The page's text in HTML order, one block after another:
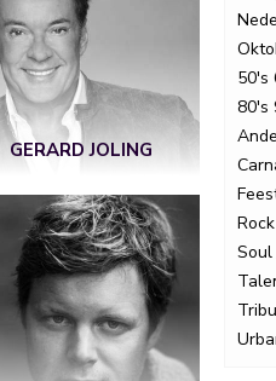
GERARD JOLING
50's
80's